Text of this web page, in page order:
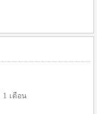
1 เดือน